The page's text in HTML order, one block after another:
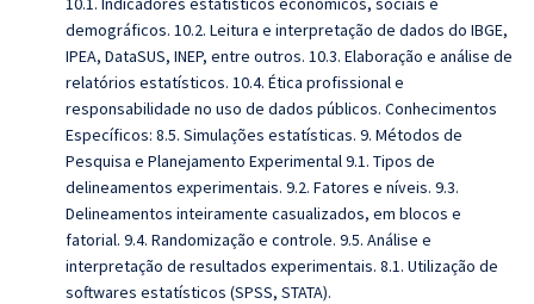
demográficos. 10.2. Leitura e interpretação de dados do IBGE,
IPEA, DataSUS, INEP, entre outros. 10.3. Elaboração e análise de
relatórios estatísticos. 10.4. Ética profissional e
responsabilidade no uso de dados públicos. Conhecimentos
Específicos: 8.5. Simulações estatísticas. 9. Métodos de
Pesquisa e Planejamento Experimental 9.1. Tipos de
delineamentos experimentais. 9.2. Fatores e níveis. 9.3.
Delineamentos inteiramente casualizados, em blocos e
fatorial. 9.4. Randomização e controle. 9.5. Análise e
interpretação de resultados experimentais. 8.1. Utilização de
softwares estatísticos (SPSS, STATA).